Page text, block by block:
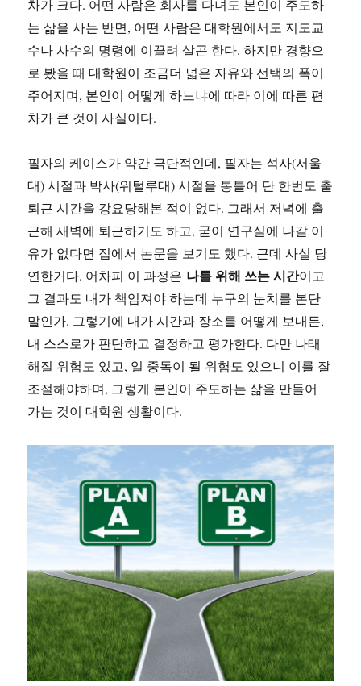
차가 크다. 어떤 사람은 회사를 다녀도 본인이 주도하
는 삶을 사는 반면, 어떤 사람은 대학원에서도 지도교
수나 사수의 명령에 이끌려 살곤 한다. 하지만 경향으
로 봤을 때 대학원이 조금더 넓은 자유와 선택의 폭이
주어지며, 본인이 어떻게 하느냐에 따라 이에 따른 편
차가 큰 것이 사실이다.
필자의 케이스가 약간 극단적인데, 필자는 석사(서울
대) 시절과 박사(워털루대) 시절을 통틀어 단 한번도 출
퇴근 시간을 강요당해본 적이 없다. 그래서 저녁에 출
근해 새벽에 퇴근하기도 하고, 굳이 연구실에 나갈 이
유가 없다면 집에서 논문을 보기도 했다. 근데 사실 당
연한거다. 어차피 이 과정은 나를 위해 쓰는 시간이고
그 결과도 내가 책임져야 하는데 누구의 눈치를 본단
말인가. 그렇기에 내가 시간과 장소를 어떻게 보내든,
내 스스로가 판단하고 결정하고 평가한다. 다만 나태
해질 위험도 있고, 일 중독이 될 위험도 있으니 이를 잘
조절해야하며, 그렇게 본인이 주도하는 삶을 만들어
가는 것이 대학원 생활이다.